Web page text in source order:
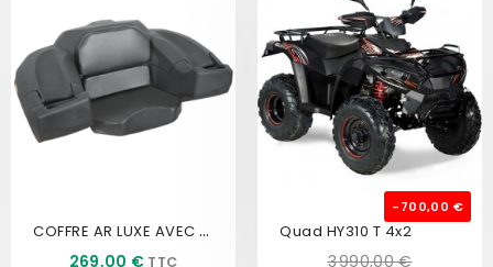
COFFRE AR LUXE AVEC POIGNEE
Prix
269,00 €
Quad HY310 T 4x2
Prix
3 990,00 €
-700,00 €
Prix